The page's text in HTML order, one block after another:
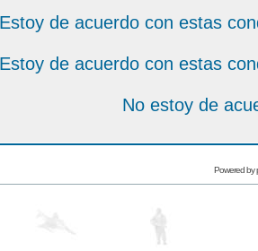
Estoy de acuerdo con estas
Estoy de acuerdo con estas
No estoy de
Powered by